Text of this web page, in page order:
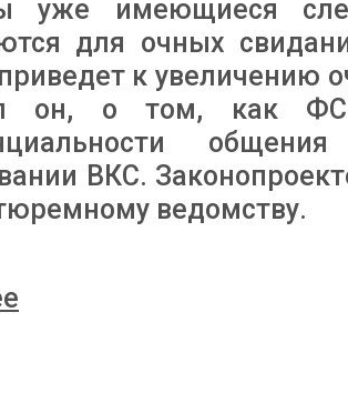
уже имеющиеся
для очных
к увеличению
он, о том, как
ВКС.
ведомству.